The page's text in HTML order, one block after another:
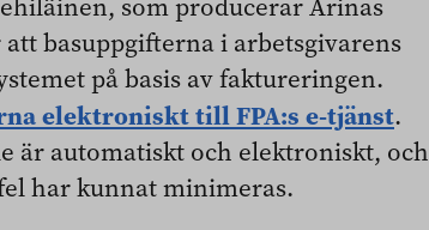
som producerar Arinas
basuppgifterna i arbetsgivarens
på basis av faktureringen.
elektroniskt till FPA:s e-tjänst.
är automatiskt och elektroniskt, och
har kunnat minimeras.